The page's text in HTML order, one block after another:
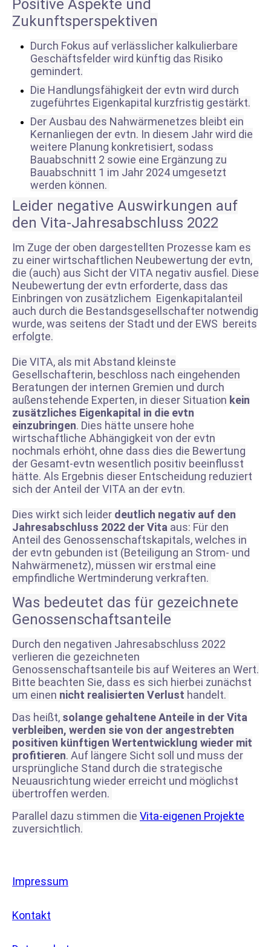
Positive Aspekte und
Zukunftsperspektiven
Durch Fokus auf verlässlicher kalkulierbare
Geschäftsfelder wird künftig das Risiko
gemindert.
Die Handlungsfähigkeit der evtn wird durch
zugeführtes Eigenkapital kurzfristig gestärkt.
Der Ausbau des Nahwärmenetzes bleibt ein
Kernanliegen der evtn. In diesem Jahr wird die
weitere Planung konkretisiert, sodass
Bauabschnitt 2 sowie eine Ergänzung zu
Bauabschnitt 1 im Jahr 2024 umgesetzt
werden können.
Leider negative Auswirkungen auf
den Vita-Jahresabschluss 2022
Im Zuge der oben dargestellten Prozesse kam es
zu einer wirtschaftlichen Neubewertung der evtn,
die (auch) aus Sicht der VITA negativ ausfiel. Diese
Neubewertung der evtn erforderte, dass das
Einbringen von zusätzlichem Eigenkapitalanteil
auch durch die Bestandsgesellschafter notwendig
wurde, was seitens der Stadt und der EWS bereits
erfolgte.
Die VITA, als mit Abstand kleinste
Gesellschafterin, beschloss nach eingehenden
Beratungen der internen Gremien und durch
außenstehende Experten, in dieser Situation kein
zusätzliches Eigenkapital in die evtn
einzubringen. Dies hätte unsere hohe
wirtschaftliche Abhängigkeit von der evtn
nochmals erhöht, ohne dass dies die Bewertung
der Gesamt-evtn wesentlich positiv beeinflusst
hätte. Als Ergebnis dieser Entscheidung reduziert
sich der Anteil der VITA an der evtn.
Dies wirkt sich leider deutlich negativ auf den
Jahresabschluss 2022 der Vita aus: Für den
Anteil des Genossenschaftskapitals, welches in
der evtn gebunden ist (Beteiligung an Strom- und
Nahwärmenetz), müssen wir erstmal eine
empfindliche Wertminderung verkraften.
Was bedeutet das für gezeichnete
Genossenschaftsanteile
Durch den negativen Jahresabschluss 2022
verlieren die gezeichneten
Genossenschaftsanteile bis auf Weiteres an Wert.
Bitte beachten Sie, dass es sich hierbei zunächst
um einen nicht realisierten Verlust handelt.
Das heißt, solange gehaltene Anteile in der Vita
verbleiben, werden sie von der angestrebten
positiven künftigen Wertentwicklung wieder mit
profitieren. Auf längere Sicht soll und muss der
ursprüngliche Stand durch die strategische
Neuausrichtung wieder erreicht und möglichst
übertroffen werden.
Parallel dazu stimmen die Vita-eigenen Projekte
zuversichtlich.
Impressum
Kontakt